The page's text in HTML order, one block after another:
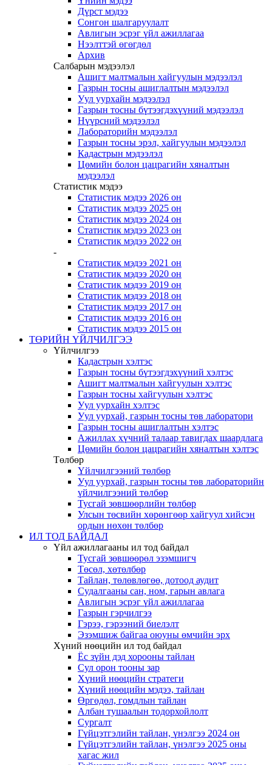
Дүрст мэдээ
Сонгон шалгаруулалт
Авлигын эсрэг үйл ажиллагаа
Нээлттэй өгөгдөл
Архив
Салбарын мэдээлэл
Ашигт малтмалын хайгуулын мэдээлэл
Газрын тосны ашиглалтын мэдээлэл
Уул уурхайн мэдээлэл
Газрын тосны бүтээгдэхүүний мэдээлэл
Нүүрсний мэдээлэл
Лабораторийн мэдээлэл
Газрын тосны эрэл, хайгуулын мэдээлэл
Кадастрын мэдээлэл
Цөмийн болон цацрагийн хяналтын
мэдээлэл
Статистик мэдээ
Статистик мэдээ 2026 он
Статистик мэдээ 2025 он
Статистик мэдээ 2024 он
Статистик мэдээ 2023 он
Статистик мэдээ 2022 он
-
Статистик мэдээ 2021 он
Статистик мэдээ 2020 он
Статистик мэдээ 2019 он
Статистик мэдээ 2018 он
Статистик мэдээ 2017 он
Статистик мэдээ 2016 он
Статистик мэдээ 2015 он
ТӨРИЙН ҮЙЛЧИЛГЭЭ
Үйлчилгээ
Кадастрын хэлтэс
Газрын тосны бүтээгдэхүүний хэлтэс
Ашигт малтмалын хайгуулын хэлтэс
Газрын тосны хайгуулын хэлтэс
Уул уурхайн хэлтэс
Уул уурхай, газрын тосны төв лаборатори
Газрын тосны ашиглалтын хэлтэс
Ажиллах хүчний талаар тавигдах шаардлага
Цөмийн болон цацрагийн хяналтын хэлтэс
Төлбөр
Үйлчилгээний төлбөр
Уул уурхай, газрын тосны төв лабораторийн
үйлчилгээний төлбөр
Тусгай зөвшөөрлийн төлбөр
Улсын төсвийн хөрөнгөөр хайгуул хийсэн
ордын нөхөн төлбөр
ИЛ ТОД БАЙДАЛ
Үйл ажиллагааны ил тод байдал
Тусгай зөвшөөрөл эзэмшигч
Төсөл, хөтөлбөр
Тайлан, төлөвлөгөө, дотоод аудит
Судалгааны сан, ном, гарын авлага
Авлигын эсрэг үйл ажиллагаа
Газрын гэрчилгээ
Гэрээ, гэрээний биелэлт
Эзэмшиж байгаа оюуны өмчийн эрх
Хүний нөөцийн ил тод байдал
Ёс зүйн дэд хорооны тайлан
Сул орон тооны зар
Хүний нөөцийн стратеги
Хүний нөөцийн мэдээ, тайлан
Өргөдөл, гомдлын тайлан
Албан тушаалын тодорхойлолт
Сургалт
Гүйцэтгэлийн тайлан, үнэлгээ 2024 он
Гүйцэтгэлийн тайлан, үнэлгээ 2025 оны
хагас жил